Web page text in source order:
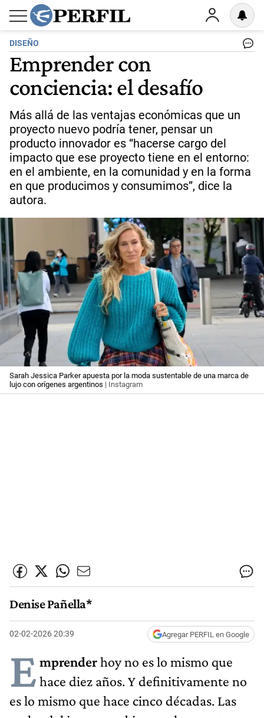
DISEÑO
Emprender con
conciencia: el desafío
Más allá de las ventajas económicas que un
proyecto nuevo podría tener, pensar un
producto innovador es “hacerse cargo del
impacto que ese proyecto tiene en el entorno:
en el ambiente, en la comunidad y en la forma
en que producimos y consumimos”, dice la
autora.
Sarah Jessica Parker apuesta por la moda sustentable de una marca de
lujo con orígenes argentinos | Instagram
Denise Pañella*
02-02-2026 20:39 Agregar PERFIL en Google
E mprenderhoy no es lo mismo que
hace diez años. Y definitivamente no
es lo mismo que hace cinco décadas. Las